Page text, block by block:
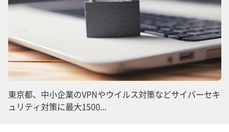
東京都、中小企業のVPNやウイルス対策などサイバーセキ
ュリティ対策に最大1500...